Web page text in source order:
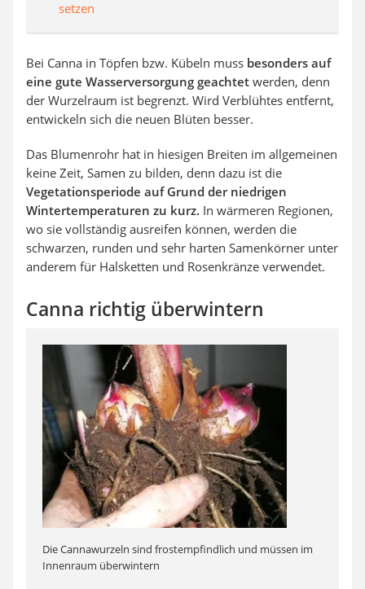
setzen
Bei Canna in Töpfen bzw. Kübeln muss besonders auf
eine gute Wasserversorgung geachtet werden, denn
der Wurzelraum ist begrenzt. Wird Verblühtes entfernt,
entwickeln sich die neuen Blüten besser.
Das Blumenrohr hat in hiesigen Breiten im allgemeinen
keine Zeit, Samen zu bilden, denn dazu ist die
Vegetationsperiode auf Grund der niedrigen
Wintertemperaturen zu kurz. In wärmeren Regionen,
wo sie vollständig ausreifen können, werden die
schwarzen, runden und sehr harten Samenkörner unter
anderem für Halsketten und Rosenkränze verwendet.
Canna richtig überwintern
Die Cannawurzeln sind frostempfindlich und müssen im
Innenraum überwintern